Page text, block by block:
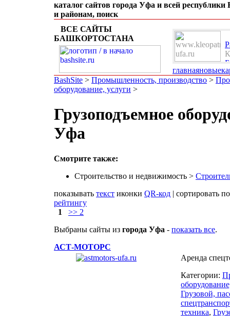
каталог сайтов города Уфа и всей
и районам, поиск
ВСЕ САЙТЫ
БАШКОРТОСТАНА
главнаяновые
BashSite > Промышленность, производство >
оборудование, услуги >
Грузоподъемное
Уфа
Смотрите также:
Строительство и недвижимость >
показывать текст иконки QR-код | сортировать
рейтингу
1
>> 2
Выбраны сайты из города Уфа - показать все.
АСТ-МОТОРС
Аренда
Категории:
Грузовой,
техника,